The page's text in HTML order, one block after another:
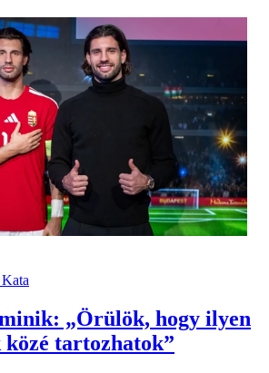
„Örülök, hogy ilyen
közé tartozhatok”